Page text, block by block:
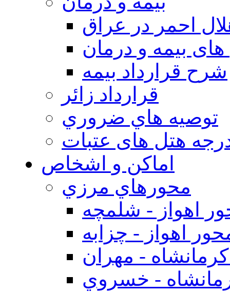
احمر در عراق
بیمه و درمان
شرح قرارداد بیمه
قرارداد زائر
توصيه هاي ضروري
هتل های عتبات
اماکن و اشخاص
محورهاي مرزي
اهواز - شلمچه
اهواز - چزابه
- مهران
- خسروي